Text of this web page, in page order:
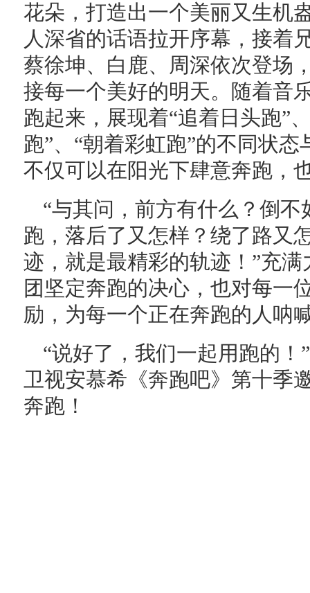
花朵，打造出一个美丽又生机
人深省的话语拉开序幕，接着
蔡徐坤、白鹿、周深依次登场
接每一个美好的明天。随着音
跑起来，展现着“追着日头跑”
跑”、“朝着彩虹跑”的不同状
不仅可以在阳光下肆意奔跑，
“与其问，前方有什么？倒
跑，落后了又怎样？绕了路又
迹，就是最精彩的轨迹！”充
团坚定奔跑的决心，也对每一
励，为每一个正在奔跑的人呐
“说好了，我们一起用跑的！
卫视安慕希《奔跑吧》第十季
奔跑！